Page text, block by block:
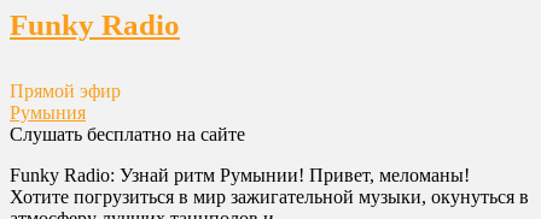
Funky Radio
Прямой эфир
Румыния
Слушать бесплатно на сайте
Funky Radio: Узнай ритм Румынии! Привет, меломаны!
Хотите погрузиться в мир зажигательной музыки, окунуться в